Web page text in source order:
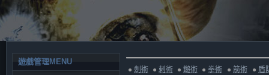
遊戲管理MENU
● 劍術 ● 刺術 ● 鎚術 ● 拳術 ● 箭術 ● 盾